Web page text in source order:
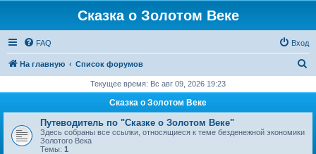
Сказка о Золотом Веке
FAQ Вход
На главную Список форумов
с
Текущее время: Вс авг 09, 2026 19:23
Сказка о Золотом Веке
Путеводитель по "Сказке о Золотом Веке"
Здесь собраны все ссылки, относящиеся к теме безденежной экономики
Золотого Века
Темы: 1